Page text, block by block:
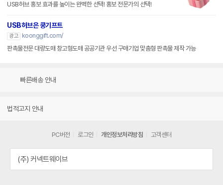
USB허브 홍보 효과를 높이는 완벽한 선택! 홍보 전문가의 선택!
USB허브은 쿵기프트
광고
koonggift.com/
판촉물전문 대량도매 창고형도매 공공기관 우선 구매기업 맞춤형 판촉물 제작 가능
빠른배송 안내
법적고지 안내
PC버전 로그인 개인정보처리방침 고객센터
(주) 커넥트웨이브